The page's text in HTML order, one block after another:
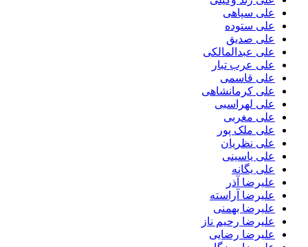
علی سپاهی
علی ستوده
علی صدیق
علی عبدالمالکی
علی عرب تبار
علی قاسمی
علی کرمانشاهی
علی لهراسبی
علی مغربی
علی ملک پور
علی نظریان
علی یاسینی
علی یگانه
علیرضا آذر
علیرضا آراسته
علیرضا بهمنی
علیرضا رحیم ناز
علیرضا رضایی